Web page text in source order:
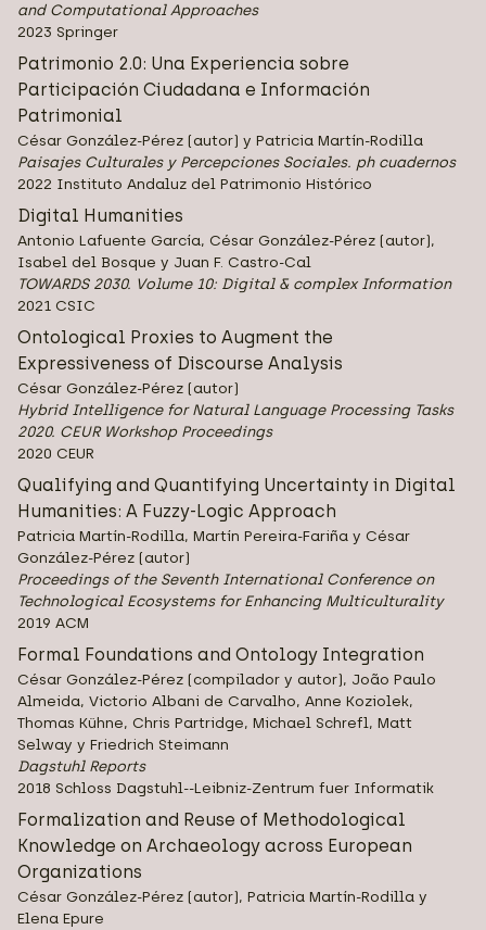
and Computational Approaches
2023 Springer
Patrimonio 2.0: Una Experiencia sobre
Participación Ciudadana e Información
Patrimonial
César González-Pérez (autor) y Patricia Martín-Rodilla
Paisajes Culturales y Percepciones Sociales. ph cuadernos
2022 Instituto Andaluz del Patrimonio Histórico
Digital Humanities
Antonio Lafuente García, César González-Pérez (autor),
Isabel del Bosque y Juan F. Castro-Cal
TOWARDS 2030. Volume 10: Digital & complex Information
2021 CSIC
Ontological Proxies to Augment the
Expressiveness of Discourse Analysis
César González-Pérez (autor)
Hybrid Intelligence for Natural Language Processing Tasks
2020. CEUR Workshop Proceedings
2020 CEUR
Qualifying and Quantifying Uncertainty in Digital
Humanities: A Fuzzy-Logic Approach
Patricia Martín-Rodilla, Martín Pereira-Fariña y César
González-Pérez (autor)
Proceedings of the Seventh International Conference on
Technological Ecosystems for Enhancing Multiculturality
2019 ACM
Formal Foundations and Ontology Integration
César González-Pérez (compilador y autor), João Paulo
Almeida, Victorio Albani de Carvalho, Anne Koziolek,
Thomas Kühne, Chris Partridge, Michael Schrefl, Matt
Selway y Friedrich Steimann
Dagstuhl Reports
2018 Schloss Dagstuhl--Leibniz-Zentrum fuer Informatik
Formalization and Reuse of Methodological
Knowledge on Archaeology across European
Organizations
César González-Pérez (autor), Patricia Martín-Rodilla y
Elena Epure